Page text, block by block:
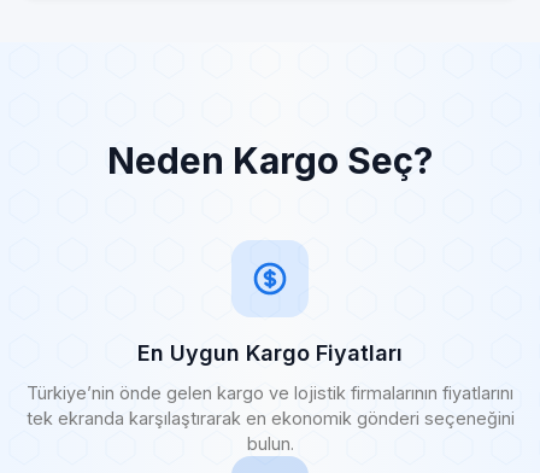
Neden Kargo Seç?
En Uygun Kargo Fiyatları
Türkiye’nin önde gelen kargo ve lojistik firmalarının fiyatlarını
tek ekranda karşılaştırarak en ekonomik gönderi seçeneğini
bulun.